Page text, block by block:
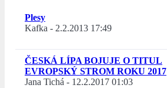
Plesy
Kafka - 2.2.2013 17:49
ČESKÁ LÍPA BOJUJE O TITUL
EVROPSKÝ STROM ROKU 2017
Jana Tichá - 12.2.2017 01:03